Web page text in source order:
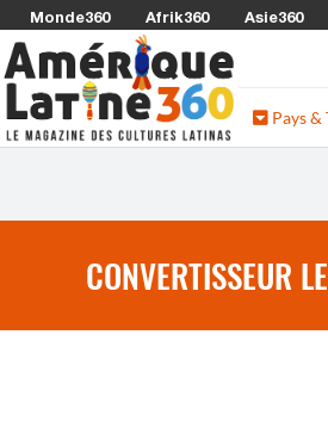
Monde360 Afrik360 Asie360
Pays
CONVERTISSEUR